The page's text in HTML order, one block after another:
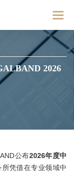
2026
公布2026年度中
所凭借在专业领域中